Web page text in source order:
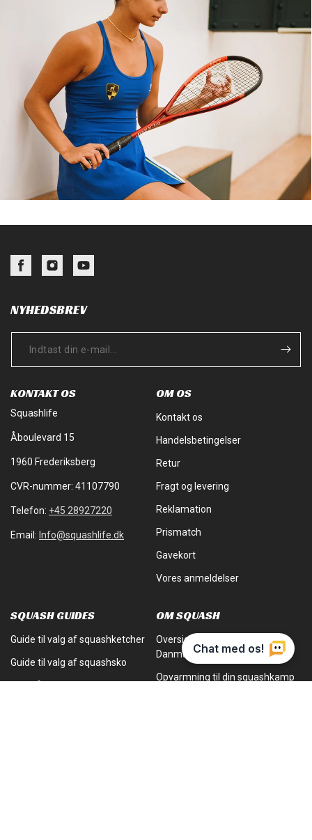
FacebookInstagramYouTube
NYHEDSBREV
KONTAKT OS
Squashlife
Åboulevard 15
1960 Frederiksberg
CVR-nummer: 41107790
Telefon: +45 28927220
Email: Info@squashlife.dk
OM OS
Kontakt os
Handelsbetingelser
Retur
Fragt og levering
Reklamation
Prismatch
Gavekort
Vores anmeldelser
SQUASH GUIDES
Guide til valg af squashketcher
Guide til valg af squashsko
OM SQUASH
Oversigt over squashbaner i
Danmark
Opvarmning til din squashkamp